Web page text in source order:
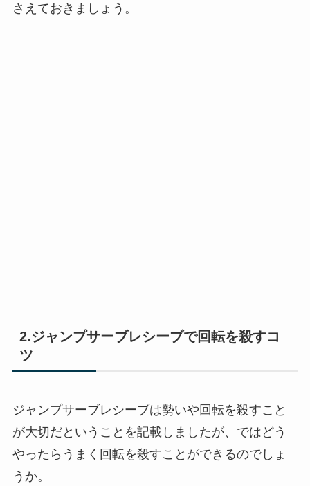
さえておきましょう。
2.ジャンプサーブレシーブで回転を殺すコ
ツ
ジャンプサーブレシーブは勢いや回転を殺すこと
が大切だということを記載しましたが、ではどう
やったらうまく回転を殺すことができるのでしょ
うか。